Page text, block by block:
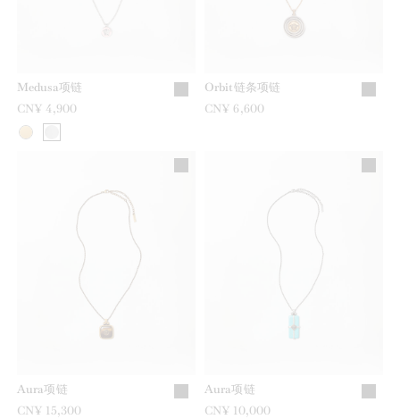
Medusa项链
CN¥ 4,900
Orbit链条项链
CN¥ 6,600
Aura项链
CN¥ 15,300
Aura项链
CN¥ 10,000